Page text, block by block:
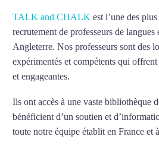
TALK and CHALK est l’une des
recrutement de professeurs de
Angleterre. Nos professeurs sont des
expérimentés et compétents qui
et engageantes.
Ils ont accès à une vaste bibliothèque
bénéficient d’un soutien et
toute notre équipe établit en France et